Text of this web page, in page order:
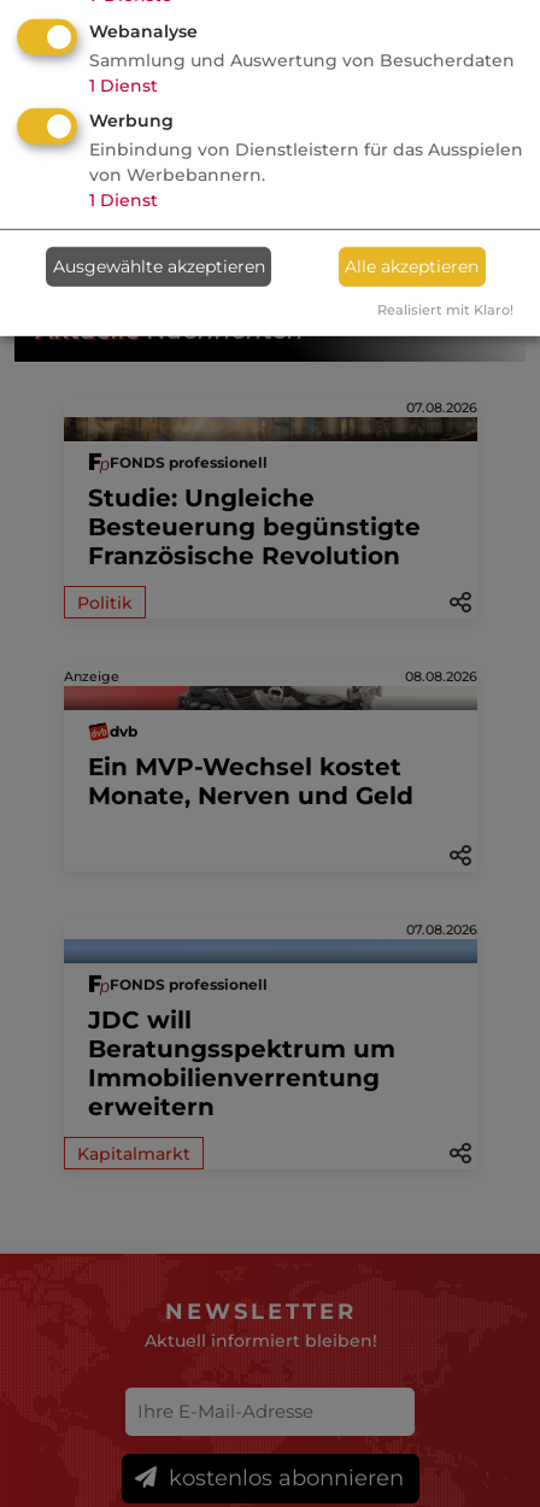
Hundertprozentgrenze Beihilfe
Krankenversicherung für Beamtinnen und
Beamte (Bundesbeihilfe)
Kategorie: Krankenversicherung, gesetzlich
Krankenversicherung, privat
AktuelleNachrichten
07.08.2026
FONDS professionell
Studie: Ungleiche
Besteuerung begünstigte
Französische Revolution
Politik
Anzeige 08.08.2026
dvb
Ein MVP-Wechsel kostet
Monate, Nerven und Geld
07.08.2026
FONDS professionell
JDC will
Beratungsspektrum um
Immobilienverrentung
erweitern
Kapitalmarkt
NEWSLETTER
Aktuell informiert bleiben!
kostenlos abonnieren
Webanalyse
Sammlung und Auswertung von Besucherdaten
1 Dienst
Werbung
Einbindung von Dienstleistern für das Ausspielen
von Werbebannern.
1 Dienst
Ausgewählte akzeptieren Alle akzeptieren
Realisiert mit Klaro!